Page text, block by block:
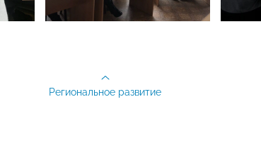
Региональное развитие